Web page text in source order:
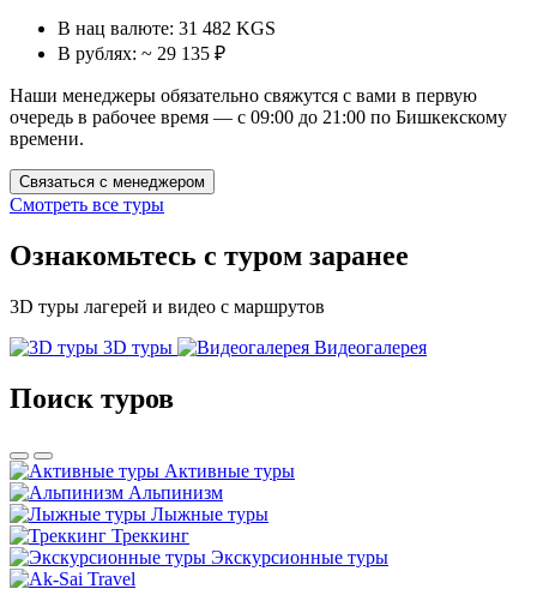
В нац валюте: 31 482 KGS
В рублях: ~ 29 135 ₽
Наши менеджеры обязательно свяжутся с вами в первую
очередь в рабочее время — с 09:00 до 21:00 по Бишкекскому
времени.
Связаться с менеджером
Смотреть все туры
Ознакомьтесь с туром заранее
3D туры лагерей и видео с маршрутов
3D туры
Видеогалерея
Поиск туров
Активные туры
Альпинизм
Лыжные туры
Треккинг
Экскурсионные туры